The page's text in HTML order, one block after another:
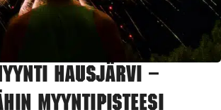
Hausjärvi –
myyntipisteesi